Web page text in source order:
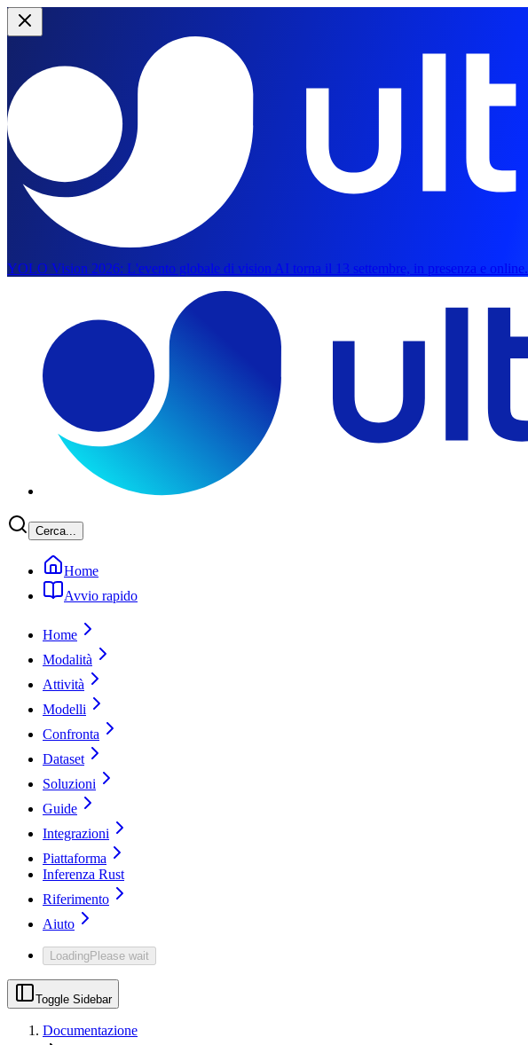
YOLO Vision 2026: L'evento globale di vision AI torna il 13 settembre, in presenza e online.
Cerca...
Home
Avvio rapido
Home
Modalità
Attività
Modelli
Confronta
Dataset
Soluzioni
Guide
Integrazioni
Piattaforma
Inferenza Rust
Riferimento
Aiuto
LoadingPlease wait
Toggle Sidebar
Documentazione